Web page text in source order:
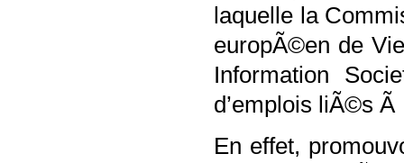
laquelle la
europÃ©en de
Information
d’emplois liÃ©s
En effet,